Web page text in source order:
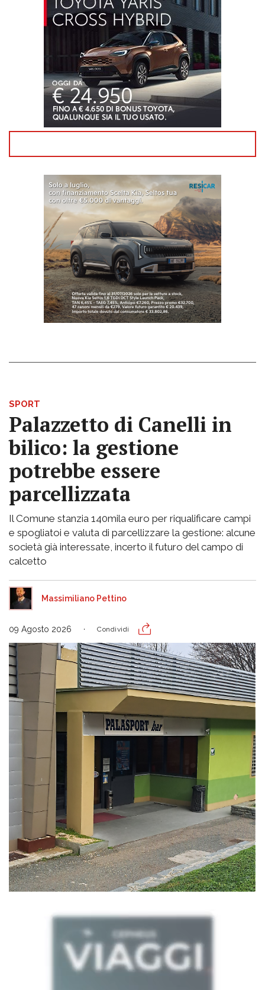
SPORT
Palazzetto di Canelli in
bilico: la gestione
potrebbe essere
parcellizzata
Il Comune stanzia 140mila euro per riqualificare campi
e spogliatoi e valuta di parcellizzare la gestione: alcune
società già interessate, incerto il futuro del campo di
calcetto
Massimiliano Pettino
09 Agosto 2026 Condividi